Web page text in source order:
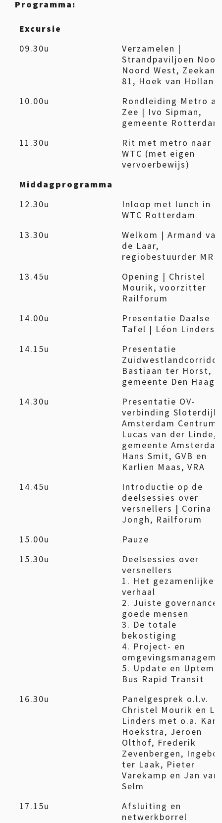
Programma:
Excursie
09.30u
Verzamelen |
Strandpaviljoen
Noord West, Zeekant
81, Hoek van Holland
10.00u
Rondleiding Metro
Zee | Ivo Sipman,
gemeente Rotterdam
11.30u
Rit met metro naar
WTC (met eigen
vervoerbewijs)
Middagprogramma
12.30u
Inloop met lunch in
WTC Rotterdam
13.30u
Welkom | Armand van
de Laar,
regiobestuurder
13.45u
Opening | Christel
Mourik, voorzitter
Railforum
14.00u
Presentatie Daalse
Tafel | Léon Linders
14.15u
Presentatie
Bastiaan ter Horst,
gemeente Den Haag
14.30u
Presentatie OV-
verbinding Sloterdijk-
Amsterdam Centrum
Lucas van der Linde,
gemeente
Hans Smit, GVB en
Karlien Maas, VRA
14.45u
Introductie op de
deelsessies over
versnellers | Corina
Jongh, Railforum
15.00u
Pauze
15.30u
Deelsessies over
versnellers
1. Het gezamenlijke
verhaal
2. Juiste governance
goede mensen
3. De totale
bekostiging
4. Project- en
5. Update en
Bus Rapid Transit
16.30u
Panelgesprek o.l.v.
Christel Mourik en
Linders met o.a.
Hoekstra, Jeroen
Olthof, Frederik
Zevenbergen,
ter Laak, Pieter
Varekamp en Jan van
Selm
17.15u
Afsluiting en
netwerkborrel